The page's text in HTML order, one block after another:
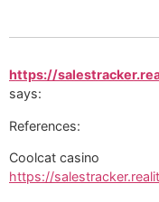
https://
says:
References:
Coolcat casino
https://